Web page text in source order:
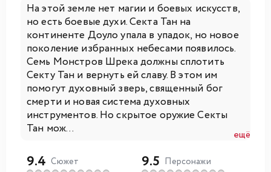
На этой земле нет магии и боевых искусств,
но есть боевые духи. Секта Тан на
континенте Доуло упала в упадок, но новое
поколение избранных небесами появилось.
Семь Монстров Шрека должны сплотить
Секту Тан и вернуть ей славу. В этом им
помогут духовный зверь, священный бог
смерти и новая система духовных
инструментов. Но скрытое оружие Секты
Тан мож...
ещё
9.4 Сюжет 9.5 Персонажи